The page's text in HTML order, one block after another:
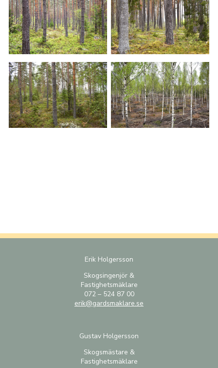
Erik Holgersson
Skogsingenjör &
Fastighetsmäklare
072 – 524 87 00
erik@gardsmaklare.se
Gustav Holgersson
Skogsmästare &
Fastighetsmäklare